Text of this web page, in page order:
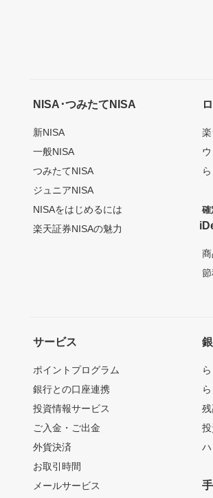
NISA･つみたてNISA
新NISA
一般NISA
つみたてNISA
ジュニアNISA
NISAをはじめるには
楽天証券NISAの魅力
確
サービス
ポイントプログラム
銀行との口座連携
投資情報サービス
ご入金・ご出金
外貨決済
お取引時間
メールサービス